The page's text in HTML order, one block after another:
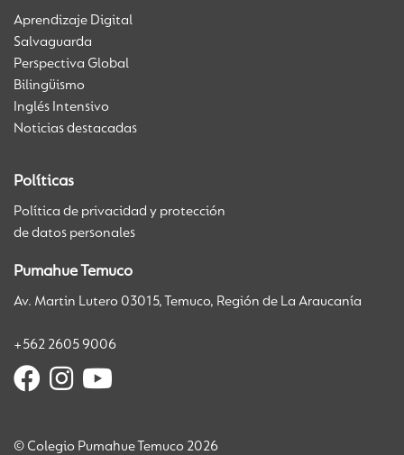
Aprendizaje Digital
Salvaguarda
Perspectiva Global
Bilingüismo
Inglés Intensivo
Noticias destacadas
Políticas
Política de privacidad y protección
de datos personales
Pumahue Temuco
Av. Martin Lutero 03015, Temuco, Región de La Araucanía
+562 2605 9006
© Colegio Pumahue Temuco 2026